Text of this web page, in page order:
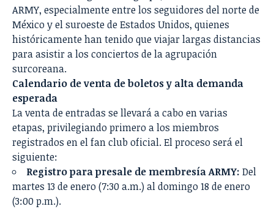
ARMY, especialmente entre los seguidores del norte de
México y el suroeste de Estados Unidos, quienes
históricamente han tenido que viajar largas distancias
para asistir a los conciertos de la agrupación
surcoreana.
Calendario de venta de boletos y alta demanda
esperada
La venta de entradas se llevará a cabo en varias
etapas, privilegiando primero a los miembros
registrados en el fan club oficial. El proceso será el
siguiente:
Registro para presale de membresía ARMY: Del
martes 13 de enero (7:30 a.m.) al domingo 18 de enero
(3:00 p.m.).